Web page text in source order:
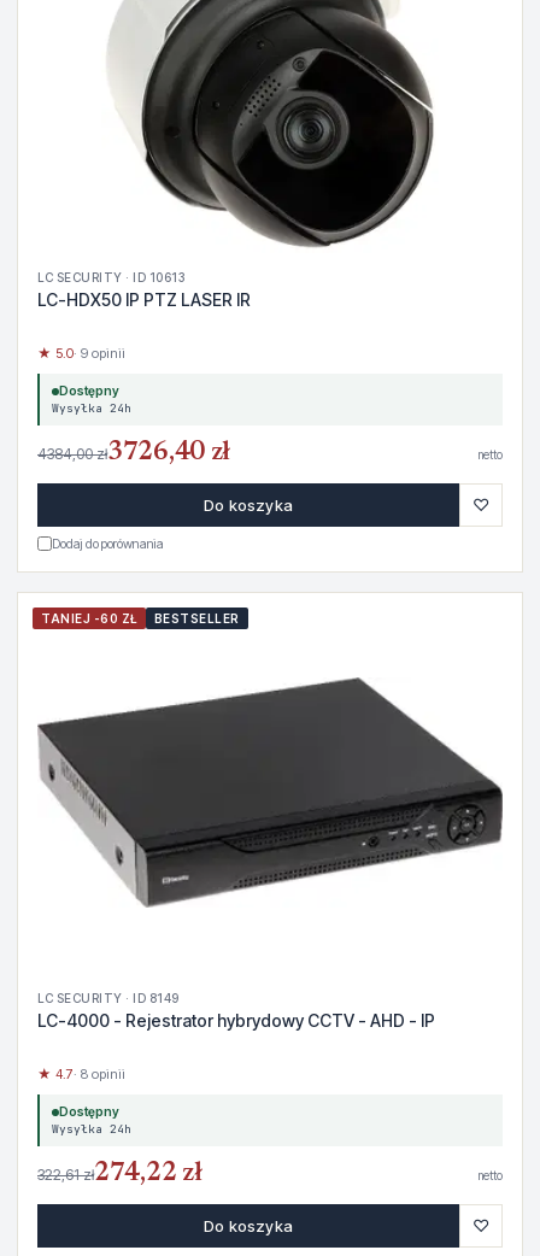
LC SECURITY · ID 10613
LC-HDX50 IP PTZ LASER IR
★ 5.0· 9 opinii
Dostępny
Wysyłka 24h
4384,00 zł3726,40 zł netto
Do koszyka ♡
Dodaj do porównania
TANIEJ -60 ZŁ BESTSELLER
LC SECURITY · ID 8149
LC-4000 - Rejestrator hybrydowy CCTV - AHD - IP
★ 4.7· 8 opinii
Dostępny
Wysyłka 24h
322,61 zł274,22 zł netto
Do koszyka ♡